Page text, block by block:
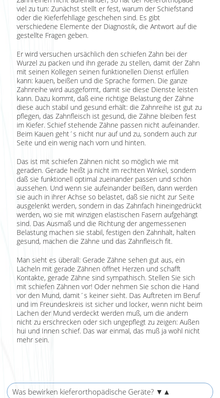
viel zu tun: Zunächst stellt er fest, warum der Schiefstand
oder die Kieferfehllage geschehen sind. Es gibt
verschiedene Elemente der Diagnostik, die Antwort auf die
gestellte Fragen geben.
Er wird versuchen ursächlich den schiefen Zahn bei der
Wurzel zu packen und ihn gerade zu stellen, damit der Zahn
mit seinen Kollegen seinen funktionellen Dienst erfüllen
kann: kauen, beißen und die Sprache formen. Die ganze
Zahnreihe wird ausgeformt, damit sie diese Dienste leisten
kann. Dazu kommt, daß eine richtige Belastung der Zähne
diese auch stabil und gesund erhält: die Zahnreihe ist gut zu
pflegen, das Zahnfleisch ist gesund, die Zähne bleiben fest
im Kiefer. Schief stehende Zähne passen nicht aufeinander.
Beim Kauen geht´s nicht nur auf und zu, sondern auch zur
Seite und ein wenig nach vorn und hinten.
Das ist mit schiefen Zähnen nicht so möglich wie mit
geraden. Gerade heißt ja nicht im rechten Winkel, sondern
daß sie funktionell optimal zueinander passen und schön
aussehen. Und wenn sie aufeinander beißen, dann werden
sie auch in ihrer Achse so belastet, daß sie nicht zur Seite
ausgelenkt werden, sondern in das Zahnfach hineingedrückt
werden, wo sie mit winzigen elastischen Fasern aufgehängt
sind. Das Ausmaß und die Richtung der angemessenen
Belastung machen sie stabil, festigen den Zahnhalt, halten
gesund, machen die Zähne und das Zahnfleisch fit.
Man sieht es überall: Gerade Zähne sehen gut aus, ein
Lächeln mit gerade Zähnen öffnet Herzen und schafft
Kontakte, gerade Zähne sind sympathisch. Stellen Sie sich
mit schiefen Zähnen vor! Oder nehmen Sie schon die Hand
vor den Mund, damit´s keiner sieht. Das Auftreten im Beruf
und im Freundeskreis ist sicher und locker, wenn nicht beim
Lachen der Mund verdeckt werden muß, um die andern
nicht zu erschrecken oder sich ungepflegt zu zeigen: Außen
hui und Innen schief. Das war einmal, das muß ja wohl nicht
mehr sein.
Was bewirken kieferorthopädische Geräte? ▼▲